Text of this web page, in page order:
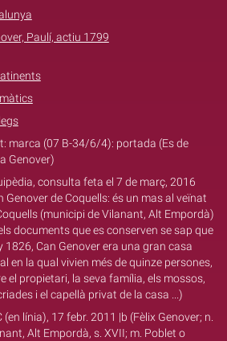
Paulí, actiu 1799
marca (07 B-34/6/4): portada (Es de
Genover)
consulta feta el 7 de març, 2016
Genover de Coquells: és un mas al veïnat
(municipi de Vilanant, Alt Empordà)
documents que es conserven se sap que
1826, Can Genover era una gran casa
en la qual vivien més de quinze persones,
el propietari, la seva família, els mossos,
i el capellà privat de la casa ...)
(en línia), 17 febr. 2011 |b (Fèlix Genover; n.
Alt Empordà, s. XVII; m. Poblet o